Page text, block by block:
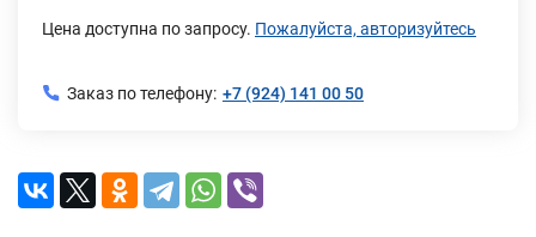
Цена доступна по запросу. Пожалуйста, авторизуйтесь
Заказ по телефону: +7 (924) 141 00 50